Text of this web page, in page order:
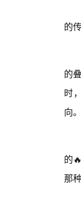
的
的
时
向
的
那